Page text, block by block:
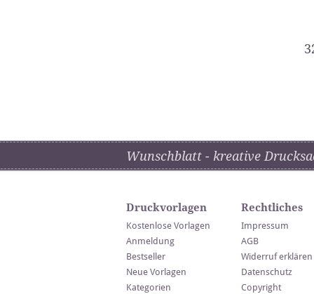
Wunschblatt - kreative
Druckvorlagen
Kostenlose Vorlagen
Anmeldung
Bestseller
Neue Vorlagen
Kategorien
Rechtliches
Impressum
AGB
Widerruf erklären
Datenschutz
Copyright